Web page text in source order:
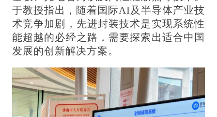
于教授指出，随着国际AI及半导体产业技
术竞争加剧，先进封装技术是实现系统性
能超越的必经之路，需要探索出适合中国
发展的创新解决方案。